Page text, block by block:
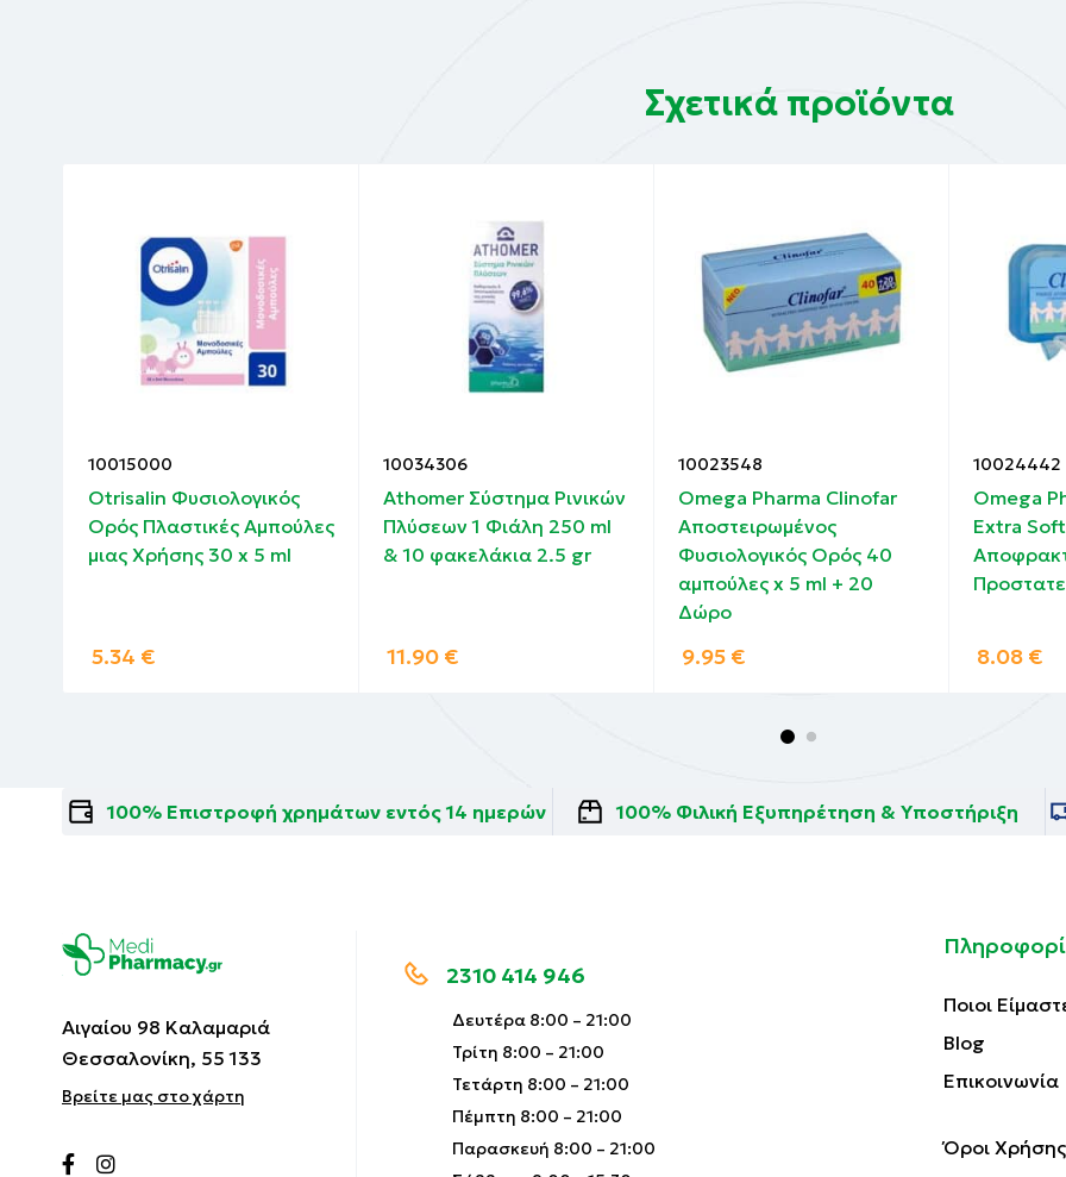
Σχετικά προϊόντα
10015000
Otrisalin Φυσιολογικός
Ορός Πλαστικές Αμπούλες
μιας Χρήσης 30 x 5 ml
5.34 €
10034306
Athomer Σύστημα Ρινικών
Πλύσεων 1 Φιάλη 250 ml
& 10 φακελάκια 2.5 gr
11.90 €
10023548
Omega Pharma Clinofar
Αποστειρωμένος
Φυσιολογικός Ορός 40
αμπούλες x 5 ml + 20
Δώρο
9.95 €
10024442
Omega
Extra Soft
8.08 €
100% Επιστροφή χρημάτων εντός 14 ημερών 100% Φιλική Εξυπηρέτηση & Υποστήριξη
Αιγαίου 98 Καλαμαριά
Θεσσαλονίκη, 55 133
Βρείτε μας στο χάρτη
2310 414 946
Δευτέρα 8:00 – 21:00
Τρίτη 8:00 – 21:00
Τετάρτη 8:00 – 21:00
Πέμπτη 8:00 – 21:00
Παρασκευή 8:00 – 21:00
Ποιοι
Blog
Επικοινωνία
Όροι Χρήσης